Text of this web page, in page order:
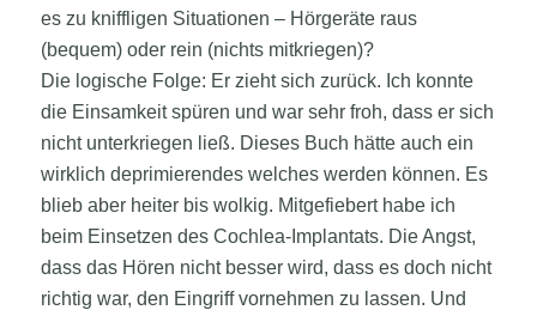
es zu kniffligen Situationen – Hörgeräte raus
(bequem) oder rein (nichts mitkriegen)?
Die logische Folge: Er zieht sich zurück. Ich konnte
die Einsamkeit spüren und war sehr froh, dass er sich
nicht unterkriegen ließ. Dieses Buch hätte auch ein
wirklich deprimierendes welches werden können. Es
blieb aber heiter bis wolkig. Mitgefiebert habe ich
beim Einsetzen des Cochlea-Implantats. Die Angst,
dass das Hören nicht besser wird, dass es doch nicht
richtig war, den Eingriff vornehmen zu lassen. Und